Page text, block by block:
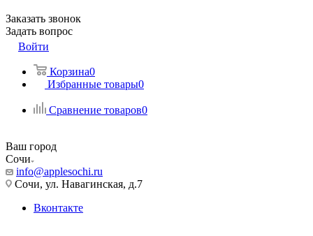
Заказать звонок
Задать вопрос
Войти
Корзина0
Избранные товары0
Сравнение товаров0
Ваш город
Сочи
info@applesochi.ru
Сочи, ул. Навагинская, д.7
Вконтакте